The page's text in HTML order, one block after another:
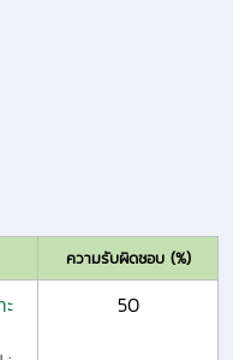
ความรับผิดชอบ (%)
50